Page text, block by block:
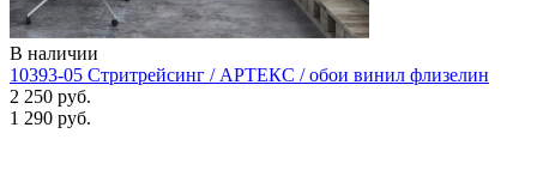
В наличии
10393-05 Стритрейсинг / АРТЕКС / обои винил флизелин
2 250 руб.
1 290 руб.